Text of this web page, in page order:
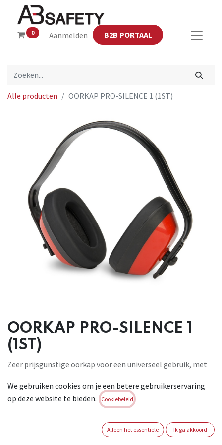
0 Aanmelden B2B PORTAAL
Alle producten OORKAP PRO-SILENCE 1 (1ST)
OORKAP PRO-SILENCE 1
(1ST)
Zeer prijsgunstige oorkap voor een universeel gebruik, met
hoofdbeugel die de combinatie met veiligheidshelm
mogelijk maakt.
Gewicht : 258 gr. SNR : 27,6 dB. Conform: EN 352-1:2020 .
We gebruiken cookies om je een betere gebruikerservaring
op deze website te bieden.
Cookiebeleid
Alleen het essentiële Ik ga akkoord